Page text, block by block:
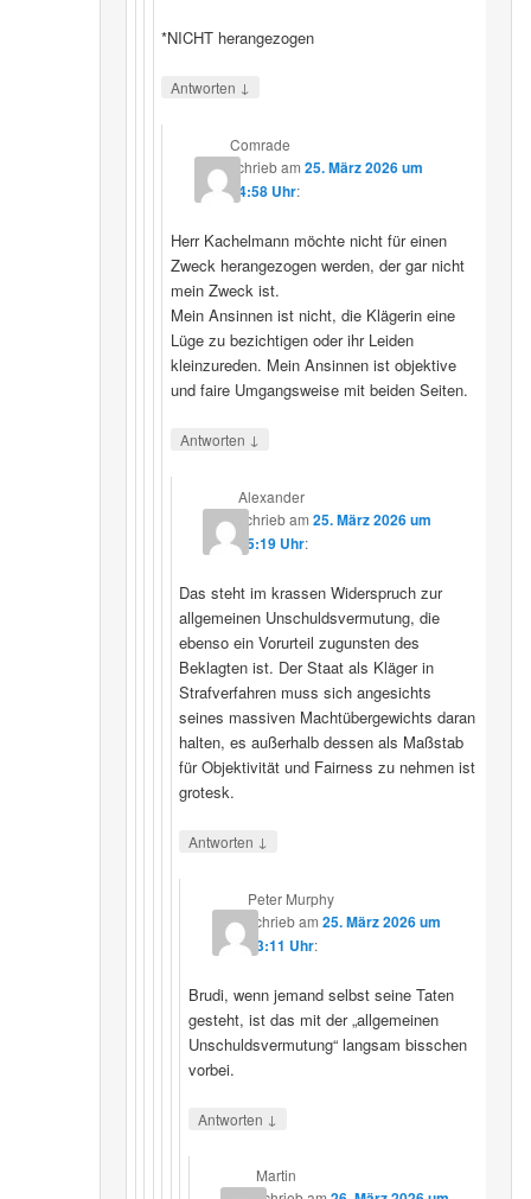
*NICHT herangezogen
Antworten ↓
Comrade
schriebam 25. März 2026 um
14:58 Uhr:
Herr Kachelmann möchte nicht für einen
Zweck herangezogen werden, der gar nicht
mein Zweck ist.
Mein Ansinnen ist nicht, die Klägerin eine
Lüge zu bezichtigen oder ihr Leiden
kleinzureden. Mein Ansinnen ist objektive
und faire Umgangsweise mit beiden Seiten.
Antworten ↓
Alexander
schriebam25. März 2026 um
15:19 Uhr:
Das steht im krassen Widerspruch zur
allgemeinen Unschuldsvermutung, die
ebenso ein Vorurteil zugunsten des
Beklagten ist. Der Staat als Kläger in
Strafverfahren muss sich angesichts
seines massiven Machtübergewichts daran
halten, es außerhalb dessen als Maßstab
für Objektivität und Fairness zu nehmen ist
grotesk.
Antworten ↓
Peter Murphy
schriebam 25. März 2026 um
23:11 Uhr:
Brudi, wenn jemand selbst seine Taten
gesteht, ist das mit der „allgemeinen
Unschuldsvermutung“ langsam bisschen
vorbei.
Antworten ↓
Martin